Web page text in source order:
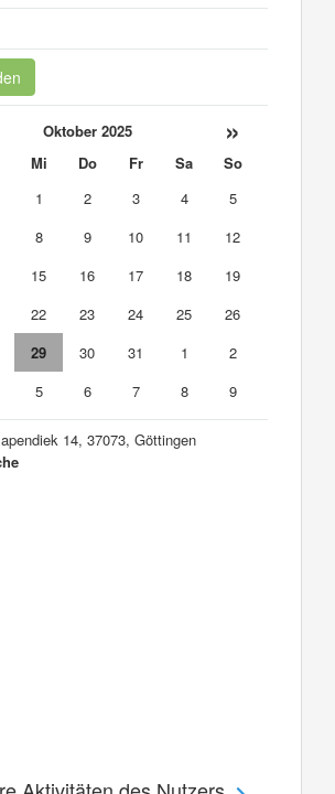
Oktober 2025 »
Mi Do Fr Sa
So
1 2 3 4
5
8 9 10 11
12
15 16 17 18
19
22 23 24 25
26
29 30 31 1
2
5 6 7 8 9
14, 37073, Göttingen